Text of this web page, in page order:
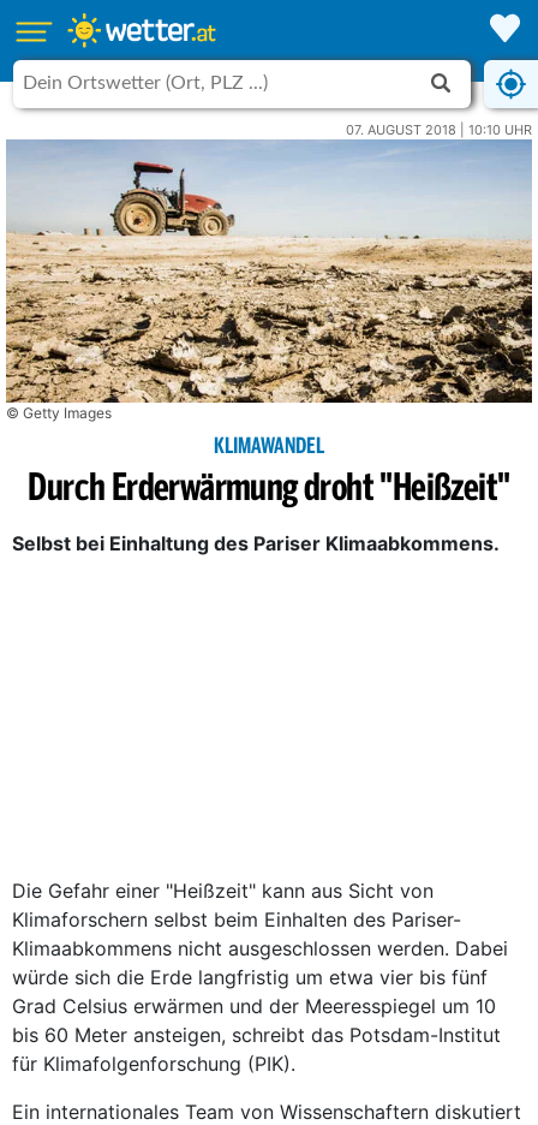
07. AUGUST 2018 | 10:10 UHR
© Getty Images
KLIMAWANDEL
Durch Erderwärmung droht "Heißzeit"
Selbst bei Einhaltung des Pariser Klimaabkommens.
Die Gefahr einer "Heißzeit" kann aus Sicht von
Klimaforschern selbst beim Einhalten des Pariser-
Klimaabkommens nicht ausgeschlossen werden. Dabei
würde sich die Erde langfristig um etwa vier bis fünf
Grad Celsius erwärmen und der Meeresspiegel um 10
bis 60 Meter ansteigen, schreibt das Potsdam-Institut
für Klimafolgenforschung (PIK).
Ein internationales Team von Wissenschaftern diskutiert